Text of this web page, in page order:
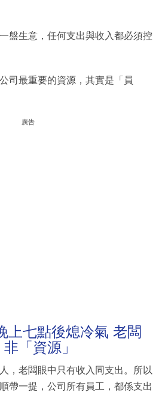
盤生意，任何支出與收入都必須控
司最重要的資源，其實是「員
廣告
上七點後熄冷氣 老闆
「資源」
，老闆眼中只有收入同支出。所以
帶一提，公司所有員工，都係支出